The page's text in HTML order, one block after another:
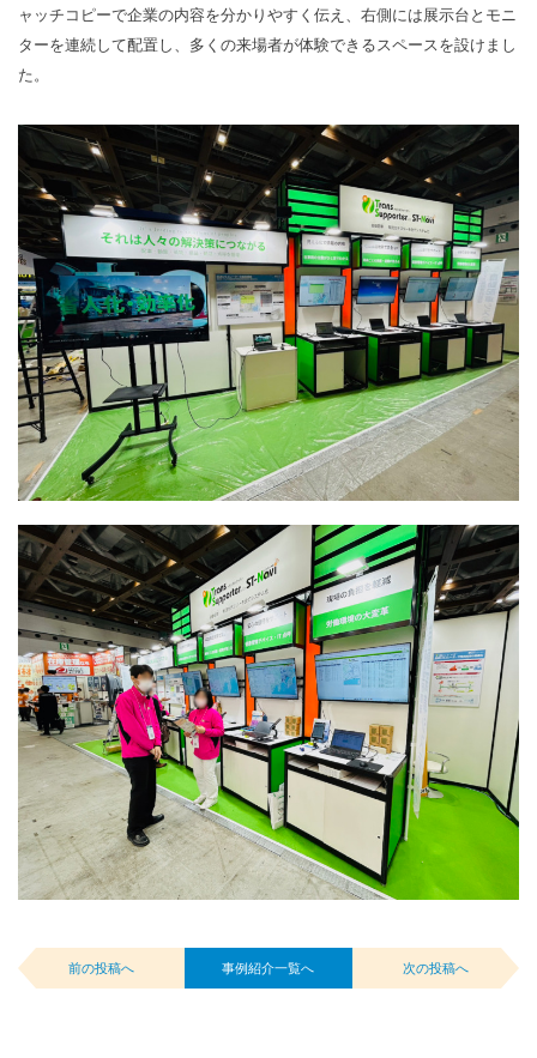
ャッチコピーで企業の内容を分かりやすく伝え、右側には展示台とモニ
ターを連続して配置し、多くの来場者が体験できるスペースを設けまし
た。
前の投稿へ 事例紹介一覧へ 次の投稿へ